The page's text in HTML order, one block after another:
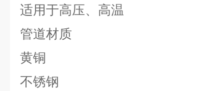
适用于高压、高温
管道材质
黄铜
不锈钢